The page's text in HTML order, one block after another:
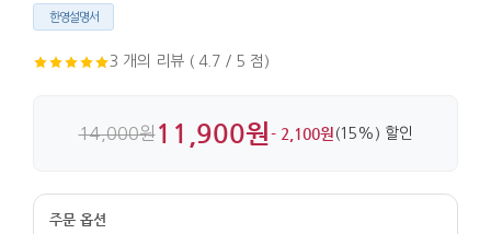
한영설명서
3 개의 리뷰 ( 4.7 / 5 점)
14,000원11,900원- 2,100원 (15%) 할인